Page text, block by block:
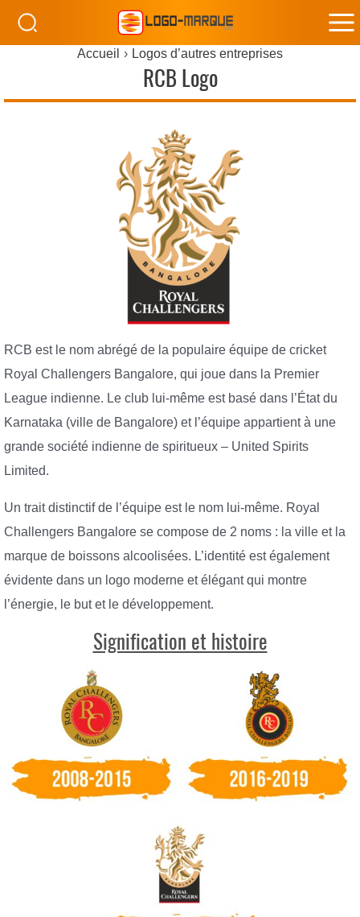
Accueil Logos d’autres entreprises
RCB Logo
RCB est le nom abrégé de la populaire équipe de cricket
Royal Challengers Bangalore, qui joue dans la Premier
League indienne. Le club lui-même est basé dans l’État du
Karnataka (ville de Bangalore) et l’équipe appartient à une
grande société indienne de spiritueux – United Spirits
Limited.
Un trait distinctif de l’équipe est le nom lui-même. Royal
Challengers Bangalore se compose de 2 noms : la ville et la
marque de boissons alcoolisées. L’identité est également
évidente dans un logo moderne et élégant qui montre
l’énergie, le but et le développement.
Signification et histoire